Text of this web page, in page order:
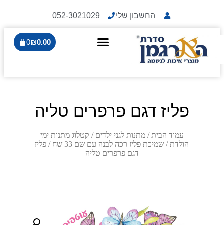
החשבון שלי 052-3021029
₪ 0.00
0
פליז דגם פרפרים טליה
עמוד הבית/מתנות לגני ילדים/קטלוג מתנות ימי
הולדת/שמיכת פליז רכה לבנה עם שם 33 שח
/ פליז
דגם פרפרים טליה